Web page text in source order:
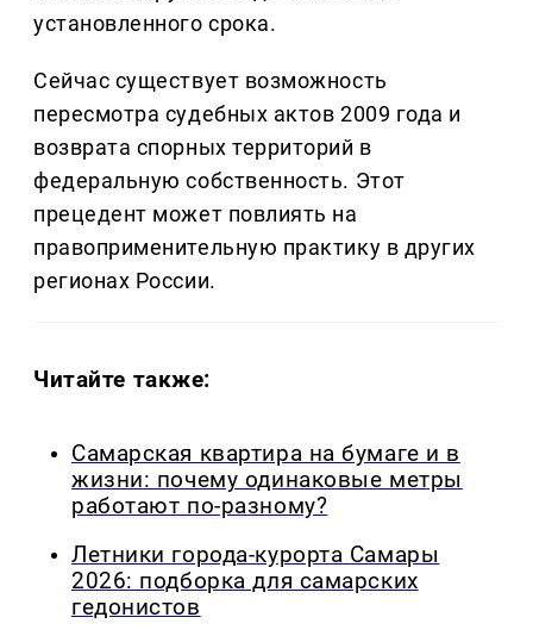
установленного срока.
Сейчас существует возможность
пересмотра судебных актов 2009 года и
возврата спорных территорий в
федеральную собственность. Этот
прецедент может повлиять на
правоприменительную практику в других
регионах России.
Читайте также:
Самарская квартира на бумаге и в
жизни: почему одинаковые метры
работают по-разному?
Летники города-курорта Самары
2026: подборка для самарских
гедонистов